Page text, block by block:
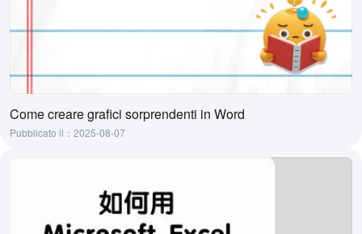
Come creare grafici sorprendenti in Word
Pubblicato il：2025-08-07